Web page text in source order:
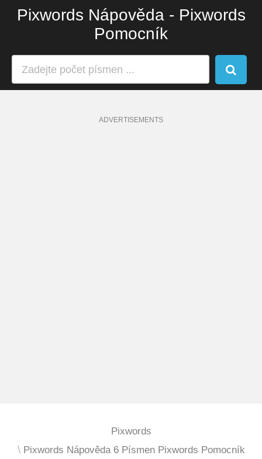
Pixwords Nápověda - Pixwords
Pomocník
ADVERTISEMENTS
Pixwords
Pixwords Nápověda 6 Písmen Pixwords Pomocník